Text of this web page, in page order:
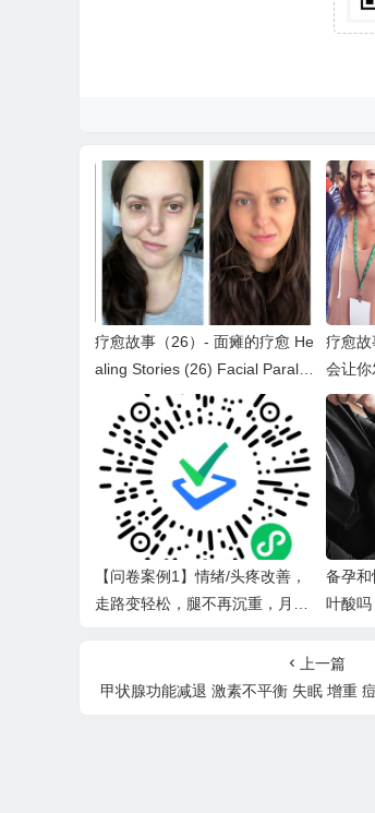
疗愈故事（26）- 面瘫的疗愈 He
aling Stories (26) Facial Paralys
疗愈
会让
ts
【问卷案例1】情绪/头疼改善，
走路变轻松，腿不再沉重，月经
备孕
叶酸吗
上一篇
甲状腺功能减退 激素不平衡 失眠 增重 痘痘 肾